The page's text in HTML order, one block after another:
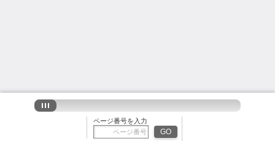
ページ番号を入力
GO